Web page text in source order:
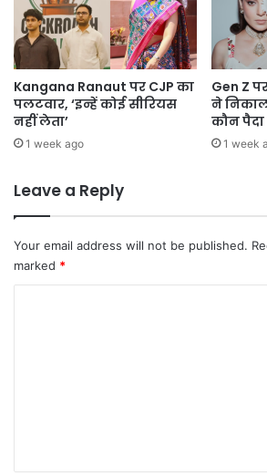
Kangana Ranaut पर CJP का
पलटवार, ‘इन्हें कोई सीरियस
नहीं लेता’
1 week ago
Gen Z
ने
कौन पैदा
1 week
Leave a Reply
Your email address will not be published.
marked *